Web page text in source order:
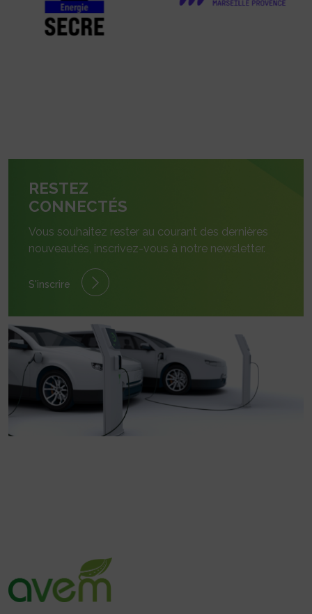
RESTEZ
CONNECTÉS
Vous souhaitez rester au courant des dernières
nouveautés, inscrivez-vous à notre newsletter.
S'inscrire